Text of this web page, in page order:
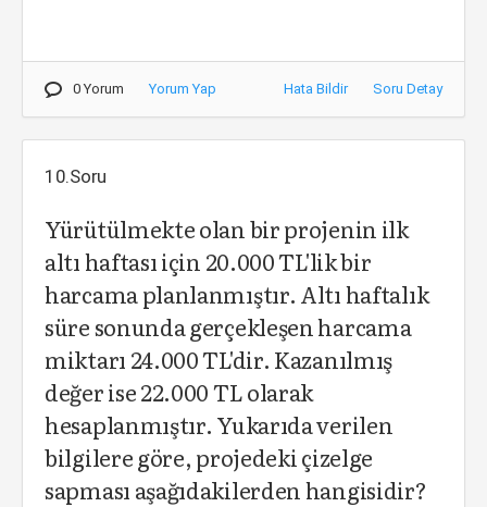
0 Yorum Yorum Yap Hata Bildir Soru Detay
10.Soru
Yürütülmekte olan bir projenin ilk
altı haftası için 20.000 TL'lik bir
harcama planlanmıştır. Altı haftalık
süre sonunda gerçekleşen harcama
miktarı 24.000 TL'dir. Kazanılmış
değer ise 22.000 TL olarak
hesaplanmıştır. Yukarıda verilen
bilgilere göre, projedeki çizelge
sapması aşağıdakilerden hangisidir?